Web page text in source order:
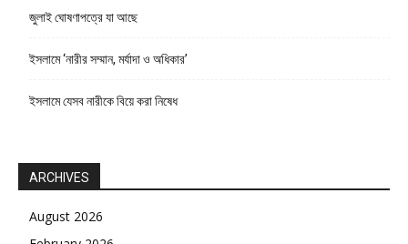
জুলাই ঘোষণাপত্রে যা আছে
ইসলামে ‘নারীর সম্মান, মর্যাদা ও অধিকার’
ইসলামে যেসব নারীকে বিয়ে করা নিষেধ
ARCHIVES
August 2026